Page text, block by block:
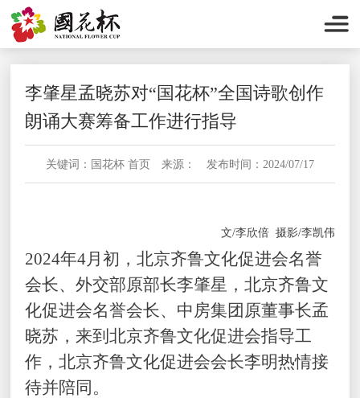
李肇星孟晓苏对“国花杯”全国诗歌创作
朗诵大赛筹备工作进行指导
关键词：国花杯 首页 来源： 发布时间：2024/07/17
文/李欣倍 摄影/李凯伟
2024年4月初，北京齐鲁文化促进会名誉
会长、外交部原部长李肇星，北京齐鲁文
化促进会名誉会长、中房集团原董事长孟
晓苏，来到北京齐鲁文化促进会指导工
作，北京齐鲁文化促进会会长李明热情接
待并陪同。